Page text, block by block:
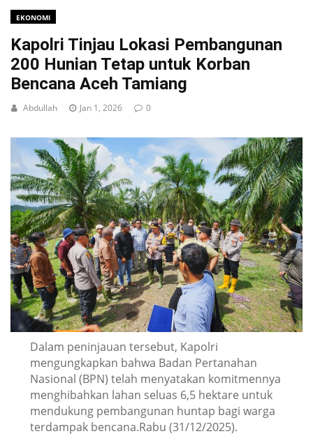
EKONOMI
Kapolri Tinjau Lokasi Pembangunan
200 Hunian Tetap untuk Korban
Bencana Aceh Tamiang
Abdullah Jan 1, 2026 0
Dalam peninjauan tersebut, Kapolri
mengungkapkan bahwa Badan Pertanahan
Nasional (BPN) telah menyatakan komitmennya
menghibahkan lahan seluas 6,5 hektare untuk
mendukung pembangunan huntap bagi warga
terdampak bencana.Rabu (31/12/2025).